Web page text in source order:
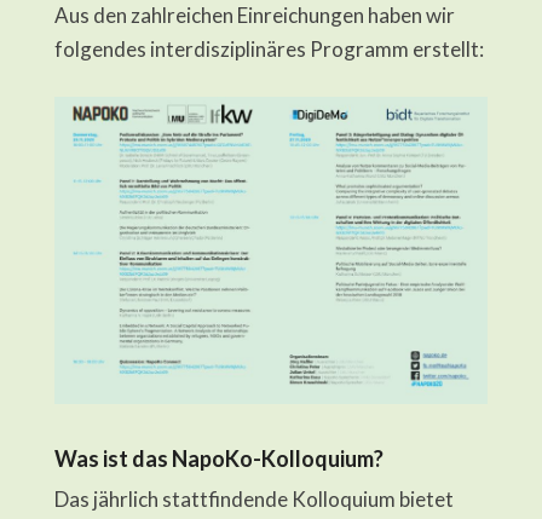
Aus den zahlreichen Einreichungen haben wir
folgendes interdisziplinäres Programm erstellt:
Was ist das NapoKo-Kolloquium?
Das jährlich stattfindende Kolloquium bietet